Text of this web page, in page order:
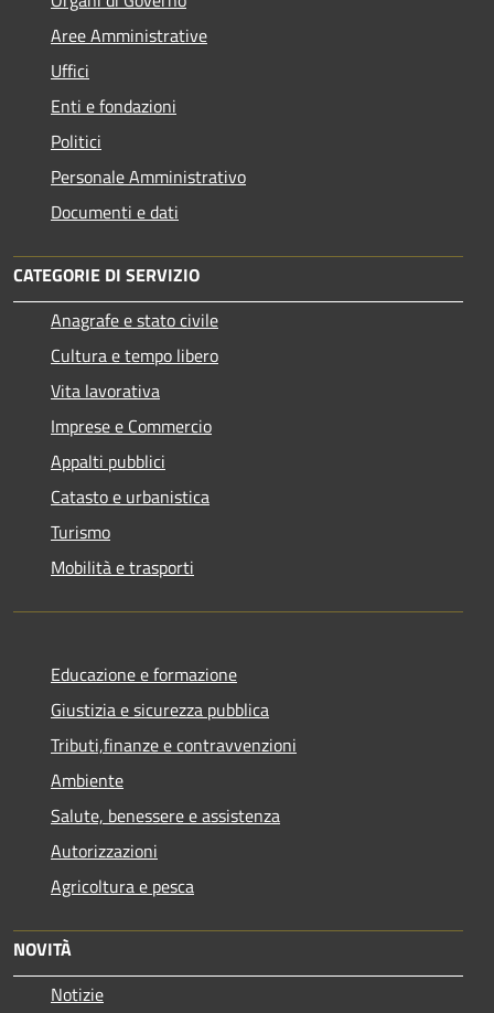
Aree Amministrative
Uffici
Enti e fondazioni
Politici
Personale Amministrativo
Documenti e dati
CATEGORIE DI SERVIZIO
Anagrafe e stato civile
Cultura e tempo libero
Vita lavorativa
Imprese e Commercio
Appalti pubblici
Catasto e urbanistica
Turismo
Mobilità e trasporti
Educazione e formazione
Giustizia e sicurezza pubblica
Tributi,finanze e contravvenzioni
Ambiente
Salute, benessere e assistenza
Autorizzazioni
Agricoltura e pesca
NOVITÀ
Notizie